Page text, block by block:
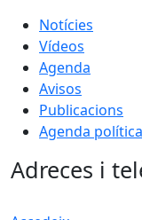
Notícies
Vídeos
Agenda
Avisos
Publicacions
Agenda política
Adreces i